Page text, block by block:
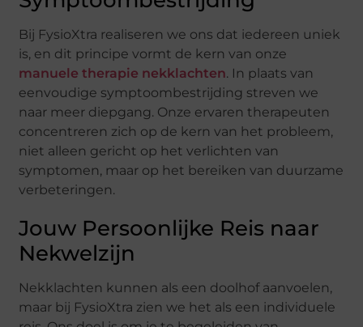
Bij FysioXtra realiseren we ons dat iedereen uniek
is, en dit principe vormt de kern van onze
manuele therapie nekklachten. In plaats van
eenvoudige symptoombestrijding streven we
naar meer diepgang. Onze ervaren therapeuten
concentreren zich op de kern van het probleem,
niet alleen gericht op het verlichten van
symptomen, maar op het bereiken van duurzame
verbeteringen.
Jouw Persoonlijke Reis naar
Nekwelzijn
Nekklachten kunnen als een doolhof aanvoelen,
maar bij FysioXtra zien we het als een individuele